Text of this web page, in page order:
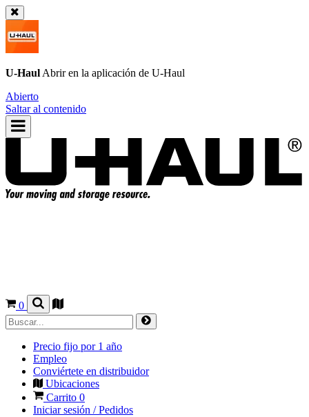
U-Haul Abrir en la aplicación de U-Haul
Abierto
Saltar al contenido
0
Precio fijo por 1 año
Empleo
Conviértete en distribuidor
Ubicaciones
Carrito 0
Iniciar sesión / Pedidos